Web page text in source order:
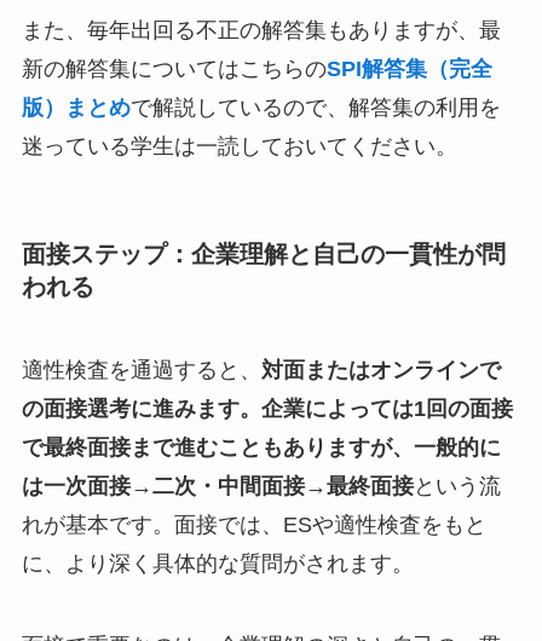
また、毎年出回る不正の解答集もありますが、最
新の解答集についてはこちらのSPI解答集（完全
版）まとめで解説しているので、解答集の利用を
迷っている学生は一読しておいてください。
面接ステップ：企業理解と自己の一貫性が問
われる
適性検査を通過すると、 対面またはオンラインで
の面接選考に進みます。企業によっては1回の面接
で最終面接まで進むこともありますが、一般的に
は一次面接→二次・中間面接→最終面接という流
れが基本です。面接では、ESや適性検査をもと
に、より深く具体的な質問がされます。